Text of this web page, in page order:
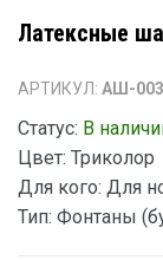
Латексные
АРТИКУЛ: АШ-
Статус: В
Цвет: Триколор
Для кого: Для
Тип: Фонтаны